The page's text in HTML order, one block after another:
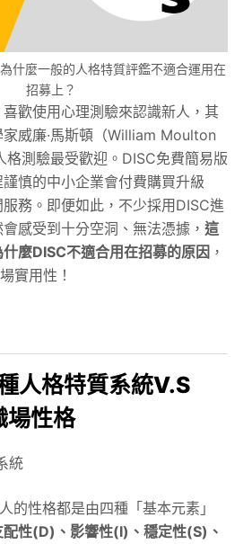
什麼一般的人格特質評鑑不適合運用在
招募上？
歡使用心理測驗來認識新人，其
威廉·馬斯頓（William Moulton
測驗最受歡迎。DISC免費簡易版
慎的中小企業會付費購買升級
務。即便如此，不少採用DISC進
感受到十分空洞、無法憑據， 這
麼DISC不適合用在招募的原因 ，
實用性！
人格特質系統V.S
性格
統
的性格都是由四種「基本元素」
配性(D)、影響性(I)、穩定性(S)、